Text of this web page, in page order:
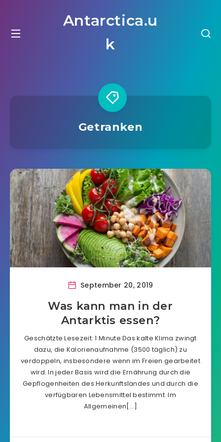
Antarctica.u
k
Getranken
September 20, 2019
Was kann man in der
Antarktis essen?
Geschätzte Lesezeit: 1 Minute Das kalte Klima zwingt
dazu, die Kalorienaufnahme (3500 täglich) zu
verdoppeln, insbesondere wenn im Freien gearbeitet
wird. In jeder Basis wird die Ernährung durch die
Gepflogenheiten des Herkunftslandes und durch die
verfügbaren Lebensmittel bestimmt. Im
Allgemeinen[…]